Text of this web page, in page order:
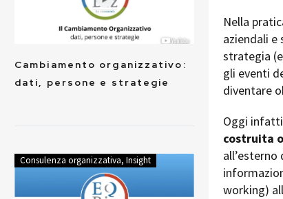
Cambiamento organizzativo:
dati, persone e strategie
Consulenza organizzativa, Insight
Nella
aziendali e
strategia
gli eventi
diventare
Oggi
costruita
working)